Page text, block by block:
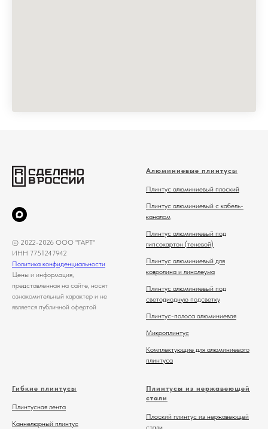
© 2022-2026 ООО "ГАРТ"
ИНН 7751247942
Политика конфиденциальности
Цены и информация,
представленная на сайте, носят
ознакомительный характер и не
является публичной офертой
Алюминиевые плинтусы
Плинтус алюминиевый плоский
Плинтус алюминиевый с кабель-
каналом
Плинтус алюминиевый под
гипсокартон (теневой)
Плинтус алюминиевый для
ковролина и линолеума
Плинтус алюминиевый под
светодиодную подсветку
Плинтус-полоса алюминиевая
Микроплинтус
Комплектующие для алюминиевого
плинтуса
Гибкие плинтусы
Плинтусная лента
Каннелюрный плинтус
Плинтусы из нержавеющей
стали
Плоский плинтус из нержавеющей
стали